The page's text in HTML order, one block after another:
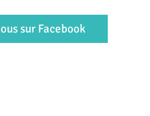
sur Facebook